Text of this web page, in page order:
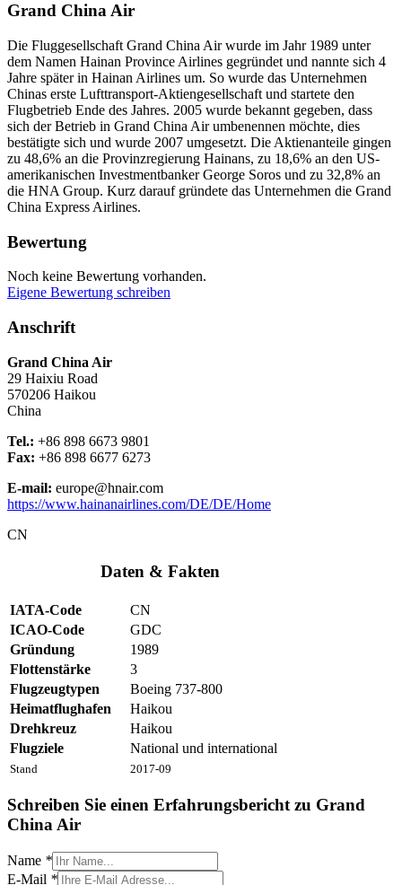
Grand China Air
Die Fluggesellschaft Grand China Air wurde im Jahr 1989 unter
dem Namen Hainan Province Airlines gegründet und nannte sich 4
Jahre später in Hainan Airlines um. So wurde das Unternehmen
Chinas erste Lufttransport-Aktiengesellschaft und startete den
Flugbetrieb Ende des Jahres. 2005 wurde bekannt gegeben, dass
sich der Betrieb in Grand China Air umbenennen möchte, dies
bestätigte sich und wurde 2007 umgesetzt. Die Aktienanteile gingen
zu 48,6% an die Provinzregierung Hainans, zu 18,6% an den US-
amerikanischen Investmentbanker George Soros und zu 32,8% an
die HNA Group. Kurz darauf gründete das Unternehmen die Grand
China Express Airlines.
Bewertung
Noch keine Bewertung vorhanden.
Eigene Bewertung schreiben
Anschrift
Grand China Air
29 Haixiu Road
570206 Haikou
China
Tel.: +86 898 6673 9801
Fax: +86 898 6677 6273
E-mail: europe@hnair.com
https://www.hainanairlines.com/DE/DE/Home
CN
Daten & Fakten
Stand 2017-09
IATA-Code
CN
ICAO-Code
GDC
Gründung
1989
Flottenstärke
3
Flugzeugtypen
Boeing 737-800
Heimatflughafen
Haikou
Drehkreuz
Haikou
Flugziele
National und international
Schreiben Sie einen Erfahrungsbericht zu Grand
China Air
Name *
E-Mail *